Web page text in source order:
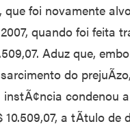
foi novamente
quando foi feita
Aduz que,
do
instÃ¢ncia condenou
a tÃ­tulo de